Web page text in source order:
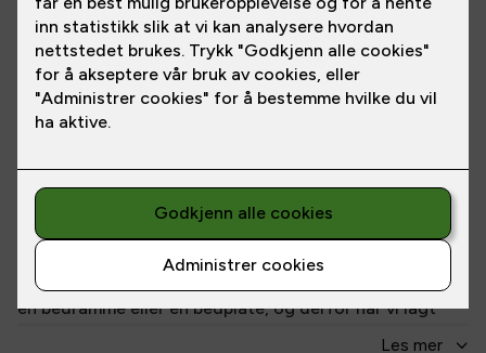
Flere bilder
Nydelig helpolert gravstein i sort granitt. Steinens form
har egen symbolikk og har utallige muligheter for
inngravering.
Gravsteinen gjør seg bedre om den står sammen med
en bedramme eller en bedplate, og derfor har vi lagt
Les mer